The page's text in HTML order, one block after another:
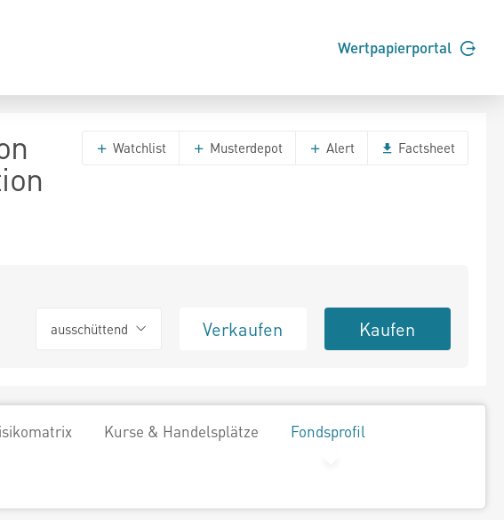
Wertpapierportal
Watchlist Musterdepot Alert Factsheet
ausschüttend Verkaufen Kaufen
Kurse & Handelsplätze Fondsprofil